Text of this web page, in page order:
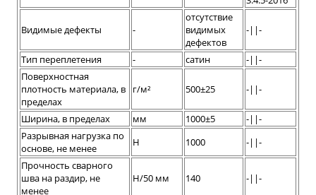
Видимые дефекты -
отсутствие
видимых
дефектов
-||-
Тип переплетения - сатин
-||-
Поверхностная
плотность материала, в
пределах
г/м² 500±25 -||-
Ширина, в пределах мм 1000±5
-||-
Разрывная нагрузка по
основе, не менее
Н 1000
-||-
Прочность сварного
шва на раздир, не
менее
Н/50 мм 140 -||-